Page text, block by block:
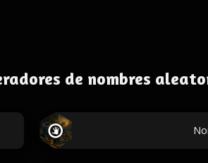
de nombres